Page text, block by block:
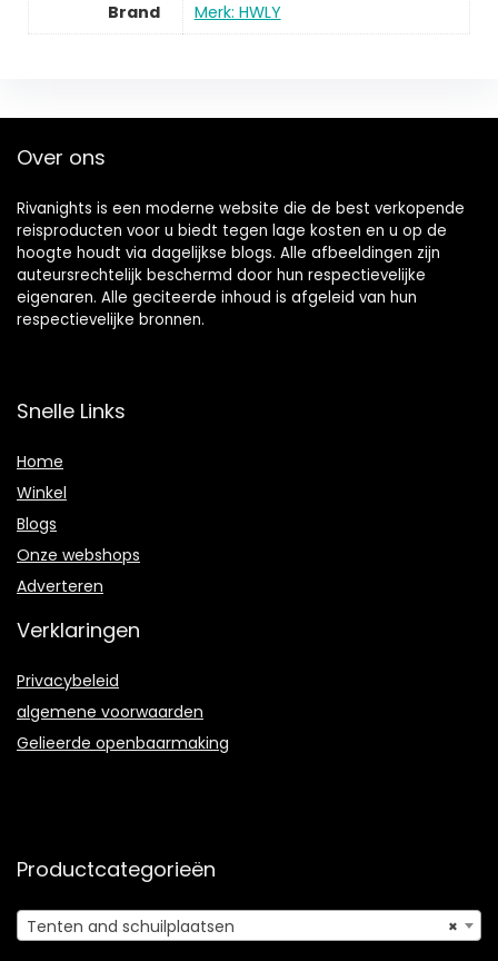
Brand
Merk: HWLY
Over ons
Rivanights is een moderne website die de best verkopende
reisproducten voor u biedt tegen lage kosten en u op de
hoogte houdt via dagelijkse blogs. Alle afbeeldingen zijn
auteursrechtelijk beschermd door hun respectievelijke
eigenaren. Alle geciteerde inhoud is afgeleid van hun
respectievelijke bronnen.
Snelle Links
Home
Winkel
Blogs
Onze webshops
Adverteren
Verklaringen
Privacybeleid
algemene voorwaarden
Gelieerde openbaarmaking
Productcategorieën
×
Tenten and schuilplaatsen